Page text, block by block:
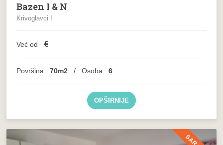
Bazen I & N
Krivoglavci I
Već od €
Površina : 70m2 / Osoba :6
OPŠIRNIJE